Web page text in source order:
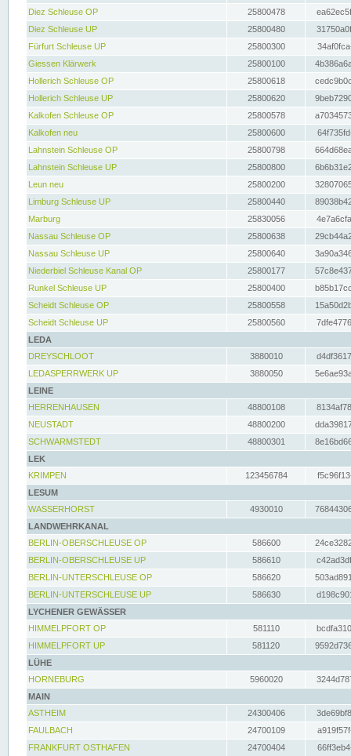
Diez Schleuse OP
25800478
Diez Schleuse UP
25800480
Fürfurt Schleuse UP
25800300
Giessen Klärwerk
25800100
Hollerich Schleuse OP
25800618
Hollerich Schleuse UP
25800620
Kalkofen Schleuse OP
25800578
Kalkofen neu
25800600
Lahnstein Schleuse OP
25800798
Lahnstein Schleuse UP
25800800
Leun neu
25800200
Limburg Schleuse UP
25800440
Marburg
25830056
Nassau Schleuse OP
25800638
Nassau Schleuse UP
25800640
Niederbiel Schleuse Kanal OP
25800177
Runkel Schleuse UP
25800400
Scheidt Schleuse OP
25800558
Scheidt Schleuse UP
25800560
LEDA
DREYSCHLOOT
3880010
LEDASPERRWERK UP
3880050
LEINE
HERRENHAUSEN
48800108
NEUSTADT
48800200
SCHWARMSTEDT
48800301
LEK
KRIMPEN
123456784
LESUM
WASSERHORST
4930010
LANDWEHRKANAL
BERLIN-OBERSCHLEUSE OP
586600
BERLIN-OBERSCHLEUSE UP
586610
BERLIN-UNTERSCHLEUSE OP
586620
BERLIN-UNTERSCHLEUSE UP
586630
LYCHENER GEWÄSSER
HIMMELPFORT OP
581110
HIMMELPFORT UP
581120
LÜHE
HORNEBURG
5960020
MAIN
ASTHEIM
24300406
FAULBACH
24700109
FRANKFURT OSTHAFEN
24700404